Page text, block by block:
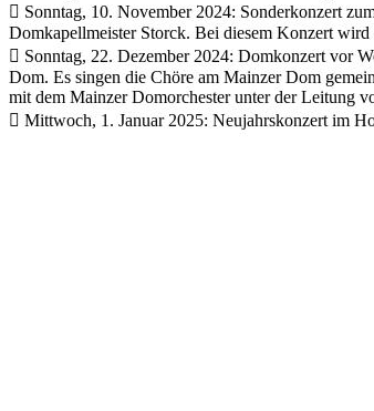
 Sonntag, 10. November 2024: Sonderkonzert
Domkapellmeister Storck. Bei diesem Konzert
 Sonntag, 22. Dezember 2024: Domkonzert vor
Dom. Es singen die Chöre am Mainzer Dom
mit dem Mainzer Domorchester unter der Leitung
 Mittwoch, 1. Januar 2025: Neujahrskonzert im